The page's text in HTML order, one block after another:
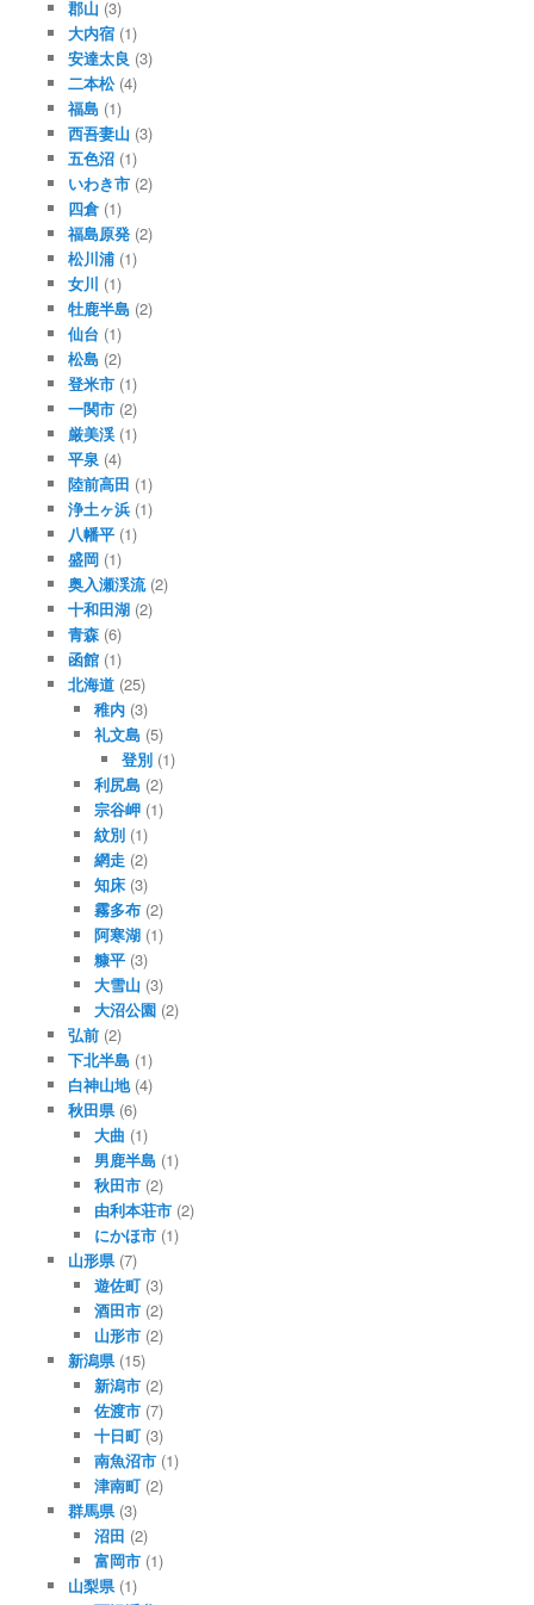
郡山 (3)
大内宿(1)
安達太良 (3)
二本松(4)
福島(1)
西吾妻山 (3)
五色沼(1)
いわき市(2)
四倉(1)
福島原発(2)
松川浦(1)
女川 (1)
牡鹿半島(2)
仙台 (1)
松島(2)
登米市(1)
一関市(2)
厳美渓(1)
平泉(4)
陸前高田 (1)
浄土ヶ浜(1)
八幡平(1)
盛岡(1)
奥入瀬渓流(2)
十和田湖(2)
青森(6)
函館(1)
北海道(25)
稚内 (3)
礼文島 (5)
登別(1)
利尻島 (2)
宗谷岬 (1)
紋別 (1)
網走 (2)
知床 (3)
霧多布 (2)
阿寒湖 (1)
糠平 (3)
大雪山 (3)
大沼公園 (2)
弘前(2)
下北半島(1)
白神山地(4)
秋田県(6)
大曲 (1)
男鹿半島 (1)
秋田市 (2)
由利本荘市 (2)
にかほ市 (1)
山形県(7)
遊佐町 (3)
酒田市 (2)
山形市 (2)
新潟県(15)
新潟市 (2)
佐渡市 (7)
十日町 (3)
南魚沼市 (1)
津南町 (2)
群馬県(3)
沼田 (2)
富岡市 (1)
山梨県(1)